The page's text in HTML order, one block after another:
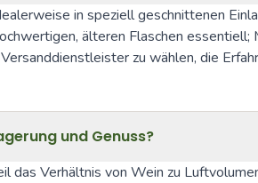
in speziell geschnittenen
älteren Flaschen
zu wählen, die
und Genuss?
das Verhältnis von Wein zu